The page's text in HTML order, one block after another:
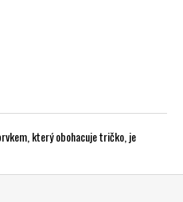
který obohacuje tričko, je